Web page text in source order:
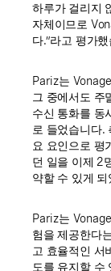
하루가 걸리지
자체이므로
다.”라고 평가
Pariz는
그 중에서도 주
수신 통화를 동
로 들었습니다.
요 요인으로 평
던 일을 이제 2
약할 수 있게
Pariz는
험을 제공한다
고 효율적인 서
도를 유지할 수